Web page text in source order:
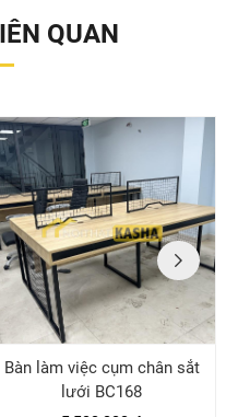
QUAN
Bàn làm việc cụm chân sắt
lưới BC168